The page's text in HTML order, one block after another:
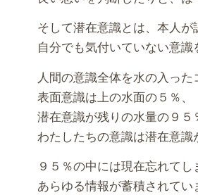
そして潜在意識とは、本人が
自分でも気付いていない意識
人間の意識全体を水の入った
表面意識は上の水面の５％、
潜在意識が残りの水量の９５
わたしたちの意識は潜在意識
９５％の中には現在忘れてし
あらゆる情報が蓄積されてい